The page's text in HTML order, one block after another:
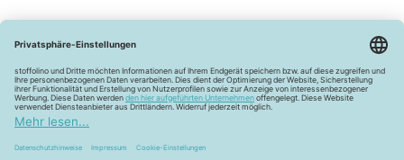
Widerrufsbelehrung Vertrag widerrufen
Barrierefreiheitserklärung